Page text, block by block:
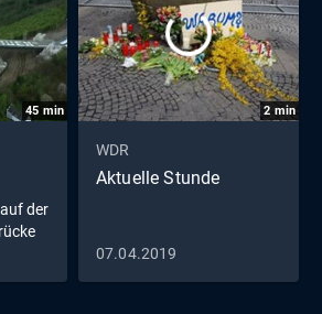
45 min
der
2 min
WDR
Aktuelle Stunde
07.04.2019